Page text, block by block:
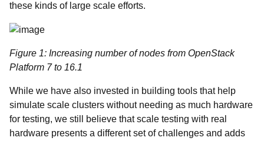
these kinds of large scale efforts.
Figure 1: Increasing number of nodes from OpenStack
Platform 7 to 16.1
While we have also invested in building tools that help
simulate scale clusters without needing as much hardware
for testing, we still believe that scale testing with real
hardware presents a different set of challenges and adds